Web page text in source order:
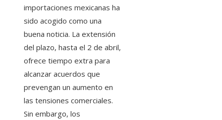
importaciones mexicanas ha
sido acogido como una
buena noticia. La extensión
del plazo, hasta el 2 de abril,
ofrece tiempo extra para
alcanzar acuerdos que
prevengan un aumento en
las tensiones comerciales.
Sin embargo, los